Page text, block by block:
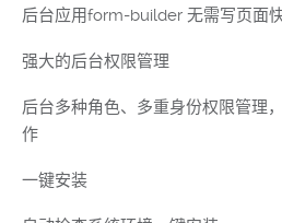
后台应用form-builder 无需写页面
强大的后台权限管理
后台多种角色、多重身份权限管理
作
一键安装